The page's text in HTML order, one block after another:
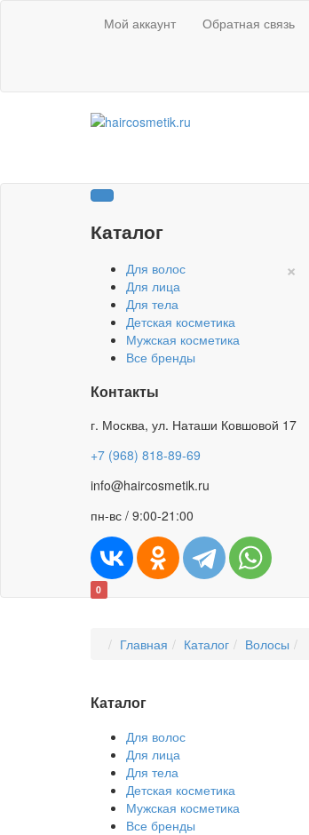
Мой аккаунт Обратная связь
Каталог
×
Для волос
Для лица
Для тела
Детская косметика
Мужская косметика
Все бренды
Контакты
г. Москва, ул. Наташи Ковшовой 17
+7 (968) 818-89-69
info@haircosmetik.ru
пн-вс / 9:00-21:00
0
Главная Каталог Волосы
Каталог
Для волос
Для лица
Для тела
Детская косметика
Мужская косметика
Все бренды